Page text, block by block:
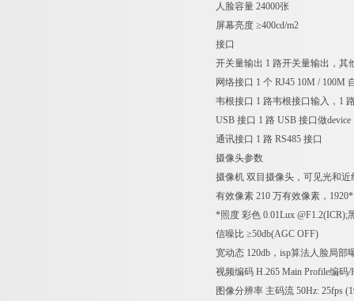
人脸容量 24000张
屏幕亮度 ≥400cd/m2
接口
开关量输出 1 路开关量输出，其
网络接口 1 个 RJ45 10M / 100M
韦根接口 1 路韦根接口输入，1
USB 接口 1 路 USB 接口做device
通讯接口 1 路 RS485 接口
摄像头参数
摄像机 双目摄像头，可见光和
有效像素 210 万有效像素，
*照度 彩色 0.01Lux @F1.2(ICR);
信噪比 ≥50db(AGC OFF)
宽动态 120db，isp算法人脸局部
视频编码 H.265 Main Profile编码
图像分辨率 主码流 50Hz: 25fps